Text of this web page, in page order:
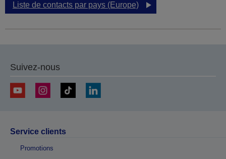
Liste de contacts par pays (Europe)
Suivez-nous
Service clients
Promotions